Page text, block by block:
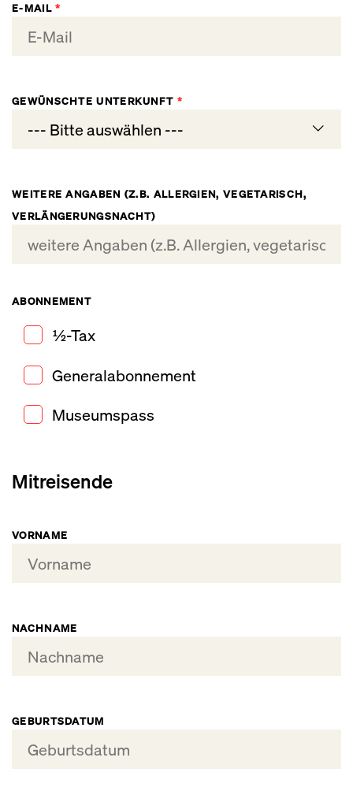
E-MAIL*
GEWÜNSCHTE UNTERKUNFT *
--- Bitte auswählen ---
Doppelzimmer mit Bad
WEITERE ANGABEN (Z.B. ALLERGIEN, VEGETARISCH,
VERLÄNGERUNGSNACHT)
ABONNEMENT
½-Tax
Generalabonnement
Museumspass
Mitreisende
VORNAME
NACHNAME
GEBURTSDATUM